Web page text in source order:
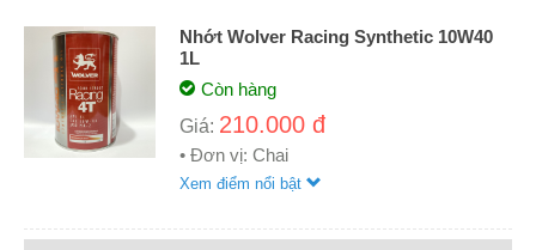
Nhớt Wolver Racing Synthetic 10W40
1L
Còn hàng
Giá: 210.000 đ
• Đơn vị: Chai
Xem điểm nổi bật